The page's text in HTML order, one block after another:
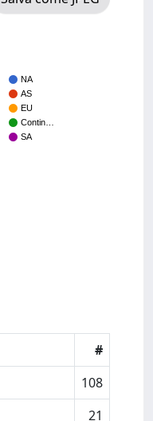
NA
AS
EU
Contin…
SA
#
108
21